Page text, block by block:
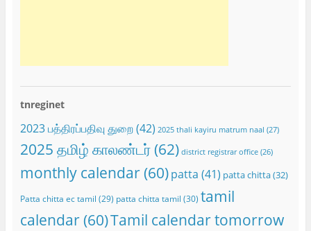
tnreginet
2023 பத்திரப்பதிவு துறை(42) 2025 thali kayiru matrum naal (27)
2025 தமிழ் காலண்டர்(62) district registrar office(26)
monthly calendar(60) patta (41) patta chitta(32)
Patta chitta ec tamil (29) patta chitta tamil (30) tamil
calendar(60)Tamil calendar tomorrow